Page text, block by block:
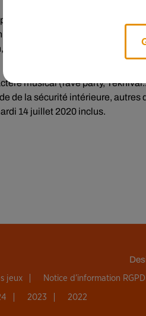
de 3,5 tonnes de PTAC sur
transportant du matériel
amplificateurs, du
musical (rave party,
de la sécurité intérieure,
14 juillet 2020 inclus.
jeux Notice d’information RGPD
2023 2022